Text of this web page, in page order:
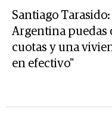
Santiago
Argentina puedas
cuotas y una
en efectivo"